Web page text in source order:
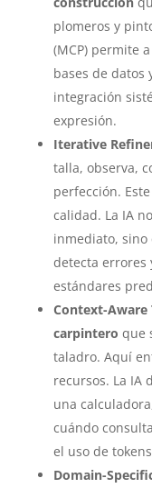
plomeros y
(MCP) permite
bases de datos
integración
expresión.
Iterative
talla, observa,
perfección.
calidad. La IA
inmediato,
detecta errores
estándares
Context-Aware
carpintero que
taladro. Aquí
recursos. La IA
una
cuándo
el uso de
Domain-